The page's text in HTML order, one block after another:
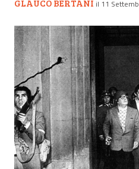
GLAUCO BERTANI il 11